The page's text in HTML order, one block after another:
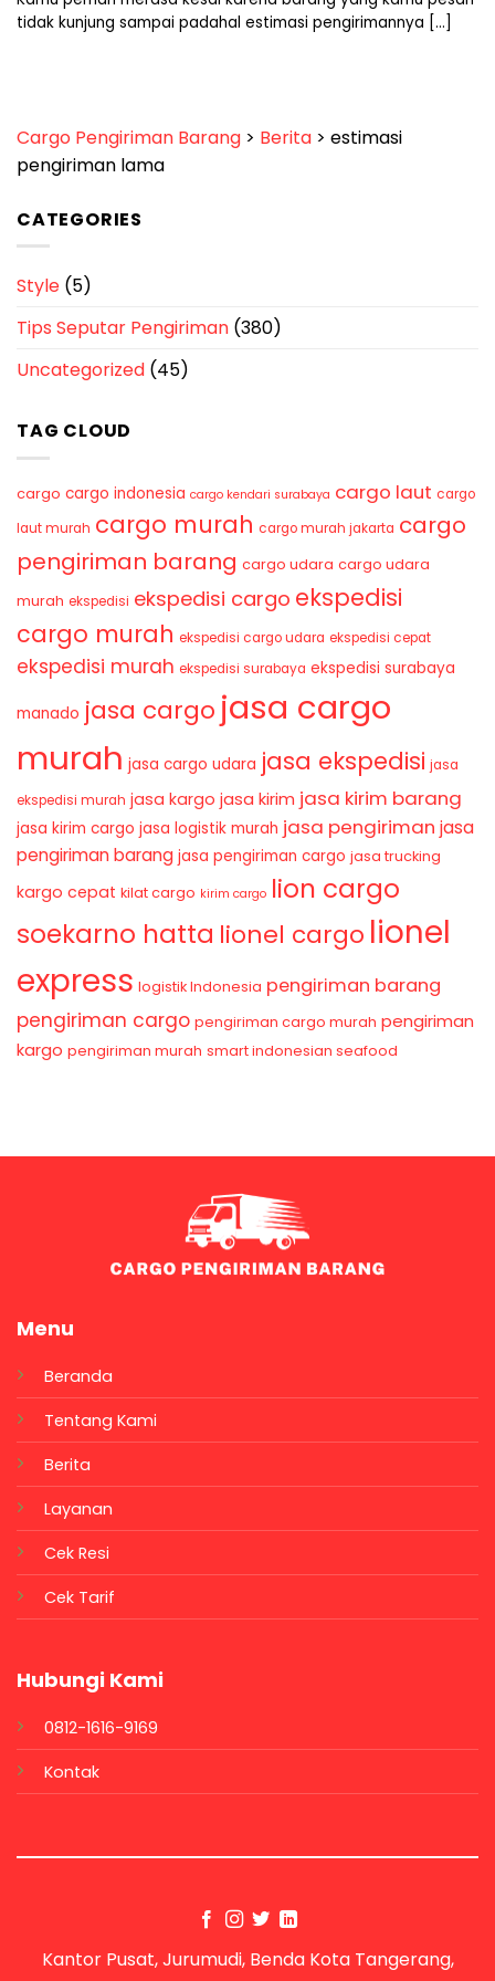
tidak kunjung sampai padahal estimasi pengirimannya [...]
Cargo Pengiriman Barang > Berita > estimasi
pengiriman lama
CATEGORIES
Style (5)
Tips Seputar Pengiriman (380)
Uncategorized (45)
TAG CLOUD
cargo cargo indonesia cargo kendari surabaya cargo laut cargo
laut murah cargo murah cargo murah jakarta cargo
pengiriman barang cargo udara cargo udara
murah ekspedisi ekspedisi cargo ekspedisi
cargo murah ekspedisi cargo udara ekspedisi cepat
ekspedisi murah ekspedisi surabaya ekspedisi surabaya
manado jasa cargo jasa cargo
murah jasa cargo udara jasa ekspedisi jasa
ekspedisi murah jasa kargo jasa kirim jasa kirim barang
jasa kirim cargo jasa logistik murah jasa pengiriman jasa
pengiriman barang jasa pengiriman cargo jasa trucking
kargo cepat kilat cargo kirim cargo lion cargo
soekarno hatta lionel cargo lionel
express logistik Indonesia pengiriman barang
pengiriman cargo pengiriman cargo murah pengiriman
kargo pengiriman murah smart indonesian seafood
Menu
Beranda
Tentang Kami
Berita
Layanan
Cek Resi
Cek Tarif
Hubungi Kami
0812-1616-9169
Kontak
Kantor Pusat, Jurumudi, Benda Kota Tangerang,